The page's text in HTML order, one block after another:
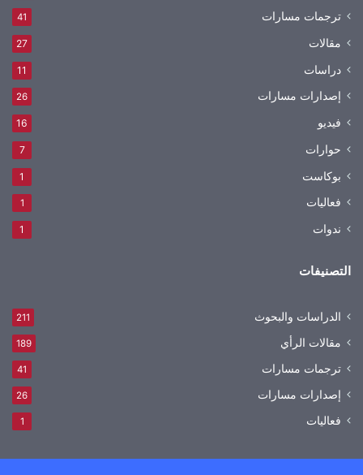
ترجمات مسارات 41
مقالات 27
دراسات 11
إصدارات مسارات 26
فيديو 16
حوارات 7
بوكاست 1
فعاليات 1
ندوات 1
التصنيفات
الدراسات والبحوث 211
مقالات الرأي 189
ترجمات مسارات 41
إصدارات مسارات 26
فعاليات 1